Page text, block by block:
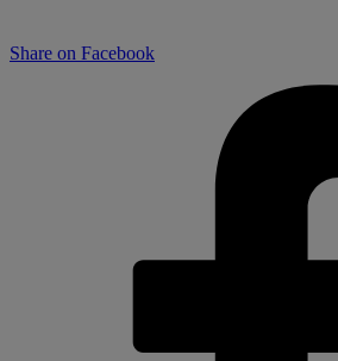
Share on Facebook